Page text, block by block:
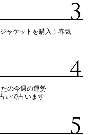
ャケットを購入！春気
の今週の運勢
いで占います